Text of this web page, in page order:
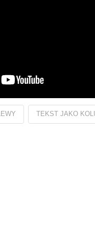
TEKST JAKO